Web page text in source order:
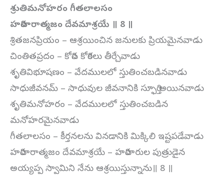
శ్రుతిమనోహరం గీతలాలసం
హరిహరాత్మజం దేవమాశ్రయే ॥ 8 ॥
శ్రితజనప్రియం – ఆశ్రయించిన జనులకు ప్రియమైనవాడు
చింతితప్రదం – కోరిన కోరికలు తీర్చేవాడు
శృతివిభూషణం – వేదములలో స్తుతించబడినవాడు
సాధుజీవనమ్ – సాధువుల జీవనానికి స్ఫూర్తి అయినవాడు
శృతిమనోహరం – వేదములలో స్తుతించబడిన
మనోహరమైనవాడు
గీతలాలసం – కీర్తనలను వినడానికి మిక్కిలి ఇష్టపడేవాడు
హరిహరాత్మజం దేవమాశ్రయే – హరిహరుల పుత్రుడైన
అయ్యప్ప స్వామిని నేను ఆశ్రయిస్తున్నాను॥ 8 ॥